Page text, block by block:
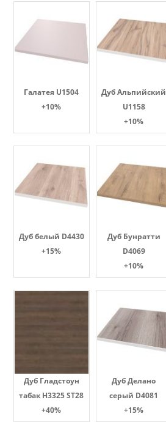
Галатея U1504
+10%
Дуб Альпийский
U1158
+10%
Дуб белый D4430
+15%
Дуб Бунратти
D4069
+10%
Дуб Гладстоун
табак H3325 ST28
+40%
Дуб Делано
серый D4081
+15%